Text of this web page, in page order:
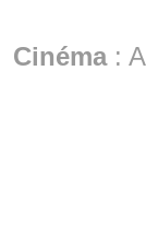
Cinéma: